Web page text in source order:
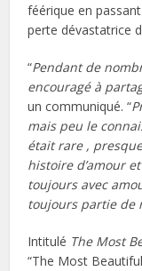
féérique en
perte dévastatrice
“Pendant de
encouragé à
un communiqué. “
mais peu le
était rare ,
histoire d’amour
toujours avec
toujours partie de
Intitulé The Most
“The Most